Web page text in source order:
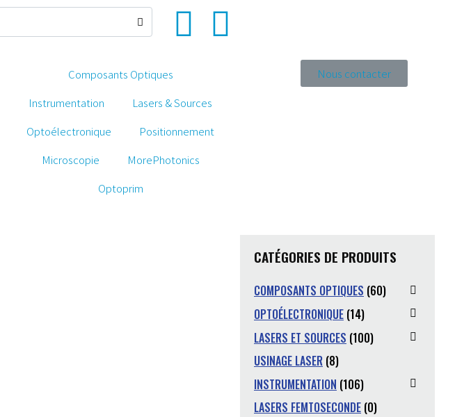
Composants Optiques
Instrumentation
Lasers & Sources
Optoélectronique
Positionnement
Microscopie
MorePhotonics
Optoprim
Nous contacter
CATÉGORIES DE PRODUITS
COMPOSANTS OPTIQUES (60)
OPTOÉLECTRONIQUE (14)
LASERS ET SOURCES (100)
USINAGE LASER (8)
INSTRUMENTATION (106)
LASERS FEMTOSECONDE (0)